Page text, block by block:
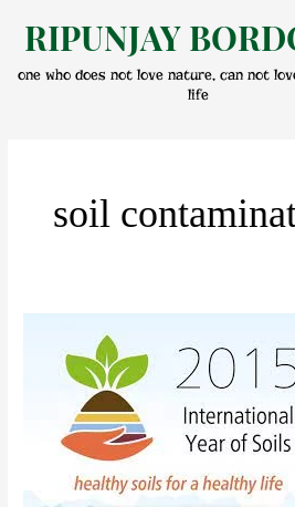
content
RIPUNJAY
one who does not love nature, can not
life
soil